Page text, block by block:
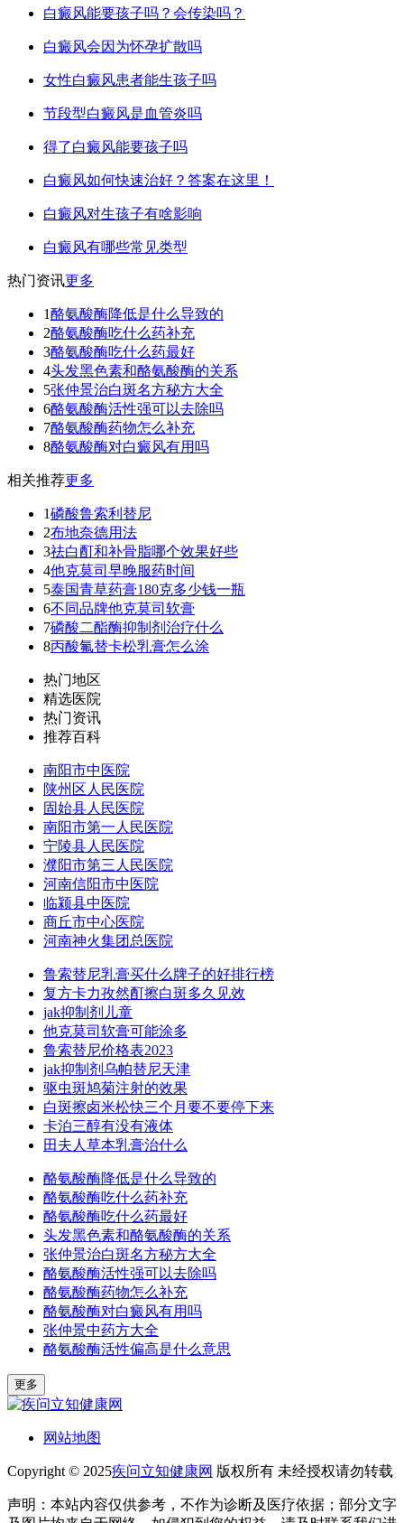
白癜风能要孩子吗？会传染吗？
白癜风会因为怀孕扩散吗
女性白癜风患者能生孩子吗
节段型白癜风是血管炎吗
得了白癜风能要孩子吗
白癜风如何快速治好？答案在这里！
白癜风对生孩子有啥影响
白癜风有哪些常见类型
热门资讯更多
1酪氨酸酶降低是什么导致的
2酪氨酸酶吃什么药补充
3酪氨酸酶吃什么药最好
4头发黑色素和酪氨酸酶的关系
5张仲景治白斑名方秘方大全
6酪氨酸酶活性强可以去除吗
7酪氨酸酶药物怎么补充
8酪氨酸酶对白癜风有用吗
相关推荐更多
1磷酸鲁索利替尼
2布地奈德用法
3祛白酊和补骨脂哪个效果好些
4他克莫司早晚服药时间
5泰国青草药膏180克多少钱一瓶
6不同品牌他克莫司软膏
7磷酸二酯酶抑制剂治疗什么
8丙酸氟替卡松乳膏怎么涂
热门地区
精选医院
热门资讯
推荐百科
南阳市中医院
陕州区人民医院
固始县人民医院
南阳市第一人民医院
宁陵县人民医院
濮阳市第三人民医院
河南信阳市中医院
临颍县中医院
商丘市中心医院
河南神火集团总医院
鲁索替尼乳膏买什么牌子的好排行榜
复方卡力孜然酊擦白斑多久见效
jak抑制剂儿童
他克莫司软膏可能涂多
鲁索替尼价格表2023
jak抑制剂乌帕替尼天津
驱虫斑鸠菊注射的效果
白斑擦卤米松快三个月要不要停下来
卡泊三醇有没有液体
田夫人草本乳膏治什么
酪氨酸酶降低是什么导致的
酪氨酸酶吃什么药补充
酪氨酸酶吃什么药最好
头发黑色素和酪氨酸酶的关系
张仲景治白斑名方秘方大全
酪氨酸酶活性强可以去除吗
酪氨酸酶药物怎么补充
酪氨酸酶对白癜风有用吗
张仲景中药方大全
酪氨酸酶活性偏高是什么意思
更多
网站地图
Copyright © 2025疾问立知健康网 版权所有 未经授权请勿转载
声明：本站内容仅供参考，不作为诊断及医疗依据；部分文字